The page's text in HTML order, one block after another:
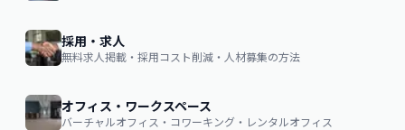
採用・求人
無料求人掲載・採用コスト削減・人材募集の方法
オフィス・ワークスペース
バーチャルオフィス・コワーキング・レンタルオフィス